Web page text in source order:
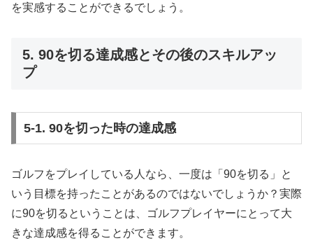
を実感することができるでしょう。
5. 90を切る達成感とその後のスキルアッ
プ
5-1. 90を切った時の達成感
ゴルフをプレイしている人なら、一度は「90を切る」と
いう目標を持ったことがあるのではないでしょうか？実際
に90を切るということは、ゴルフプレイヤーにとって大
きな達成感を得ることができます。